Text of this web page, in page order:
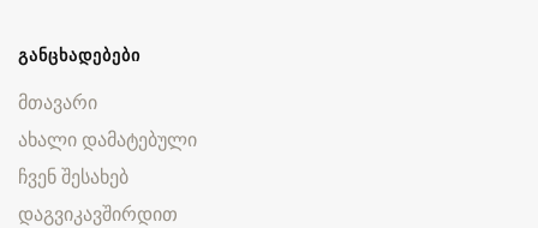
ᲒᲐᲜᲪᲮᲐᲓᲔᲑᲔᲑᲘ
მთავარი
ახალი დამატებული
ჩვენ შესახებ
დაგვიკავშირდით